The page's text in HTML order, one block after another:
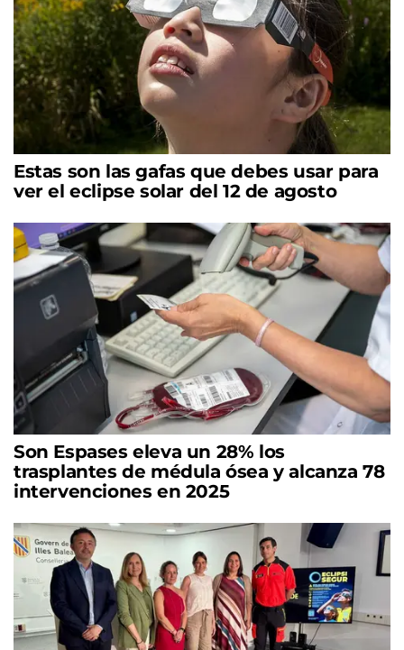
Estas son las gafas que debes usar para
ver el eclipse solar del 12 de agosto
Son Espases eleva un 28% los
trasplantes de médula ósea y alcanza 78
intervenciones en 2025